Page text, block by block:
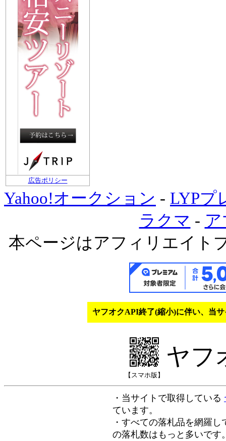
広告ポリシー
Yahoo!オークション - LYPプ
ラクマ -
本ページはアフィリエイト
ヤフオクAPI終了(縮小)に伴い、当
【スマホ版】
ヤフ
・当サイトで取得している
ています。
・すべての落札品を網羅
の落札数はもっと多いです